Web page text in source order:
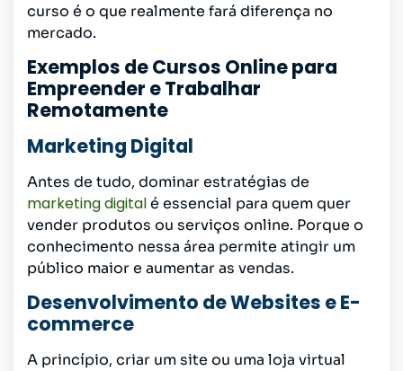
curso é o que realmente fará diferença no
mercado.
Exemplos de Cursos Online para
Empreender e Trabalhar
Remotamente
Marketing Digital
Antes de tudo, dominar estratégias de
marketing digitalé essencial para quem quer
vender produtos ou serviços online. Porque o
conhecimento nessa área permite atingir um
público maior e aumentar as vendas.
Desenvolvimento de Websites e E-
commerce
A princípio, criar um site ou uma loja virtual